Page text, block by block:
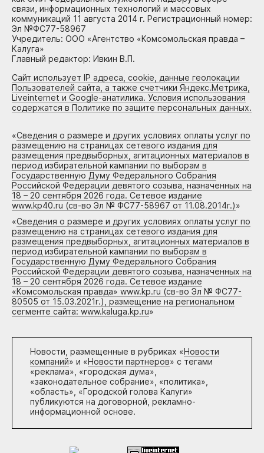
связи, информационных технологий и массовых
коммуникаций 11 августа 2014 г. Регистрационный номер:
Эл №ФС77-58967
Учредитель: ООО «Агентство «Комсомольская правда –
Калуга»
Главный редактор: Ивкин В.П.
Сайт использует IP адреса, cookie, данные геолокации
Пользователей сайта, а также счетчики Яндекс.Метрика,
Liveinternet и Google-анатилика. Условия использования
содержатся в Политике по защите персональных данных.
«Сведения о размере и других условиях оплаты услуг по
размещению на страницах сетевого издания для
размещения предвыборных, агитационных материалов в
период избирательной кампании по выборам в
Государственную Думу Федерального Собрания
Российской Федерации девятого созыва, назначенных на
18 – 20 сентября 2026 года. Сетевое издание
www.kp40.ru (св-во Эл № ФС77-58967 от 11.08.2014г.)»
«Сведения о размере и других условиях оплаты услуг по
размещению на страницах сетевого издания для
размещения предвыборных, агитационных материалов в
период избирательной кампании по выборам в
Государственную Думу Федерального Собрания
Российской Федерации девятого созыва, назначенных на
18 – 20 сентября 2026 года. Сетевое издание
«Комсомольская правда» www.kp.ru (св-во Эл № ФС77-
80505 от 15.03.2021г.), размещение на региональном
сегменте сайта: www.kaluga.kp.ru»
Новости, размещенные в рубриках «Новости
компаний» и «Новости партнеров» с тегами
«реклама», «городская дума»,
«законодательное собрание», «политика»,
«область», «Городской голова Калуги»
публикуются на договорной, рекламно-
информационной основе.